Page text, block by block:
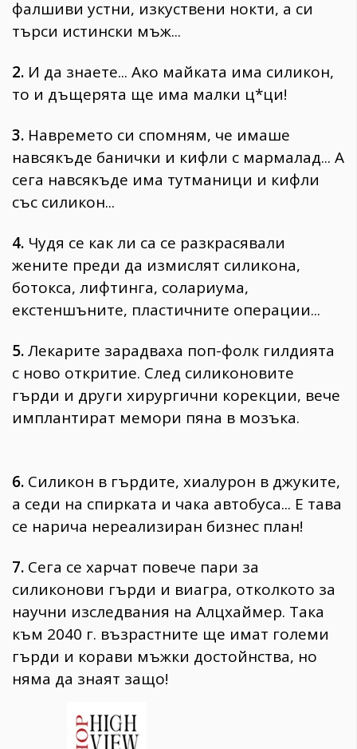
фалшиви устни, изкуствени нокти, а си
търси истински мъж...
2. И да знаете... Ако майката има силикон,
то и дъщерята ще има малки ц*ци!
3. Навремето си спомням, че имаше
навсякъде банички и кифли с мармалад... А
сега навсякъде има тутманици и кифли
със силикон...
4. Чудя се как ли са се разкрасявали
жените преди да измислят силикона,
ботокса, лифтинга, солариума,
екстеншъните, пластичните операции...
5.Лекарите зарадваха поп-фолк гилдията
с ново откритие. След силиконовите
гърди и други хирургични корекции, вече
имплантират мемори пяна в мозъка.
6. Силикон в гърдите, хиалурон в джуките,
а седи на спирката и чака автобуса... Е тава
се нарича нереализиран бизнес план!
7. Сега се харчат повече пари за
силиконови гърди и виагра, отколкото за
научни изследвания на Алцхаймер. Така
към 2040 г. възрастните ще имат големи
гърди и корави мъжки достойнства, но
няма да знаят защо!